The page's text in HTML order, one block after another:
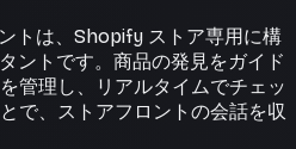
トは、Shopify ストア専用に構
ントです。商品の発見をガイド
管理し、リアルタイムでチェッ
で、ストアフロントの会話を収